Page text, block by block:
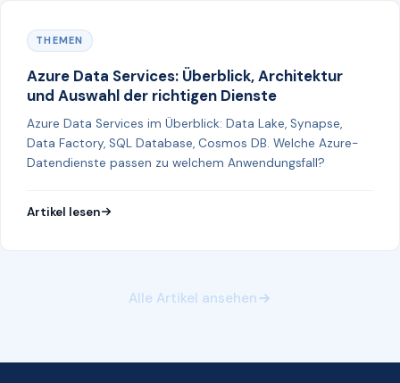
THEMEN
Azure Data Services: Überblick, Architektur
und Auswahl der richtigen Dienste
Azure Data Services im Überblick: Data Lake, Synapse,
Data Factory, SQL Database, Cosmos DB. Welche Azure-
Datendienste passen zu welchem Anwendungsfall?
Artikel lesen
Alle Artikel ansehen